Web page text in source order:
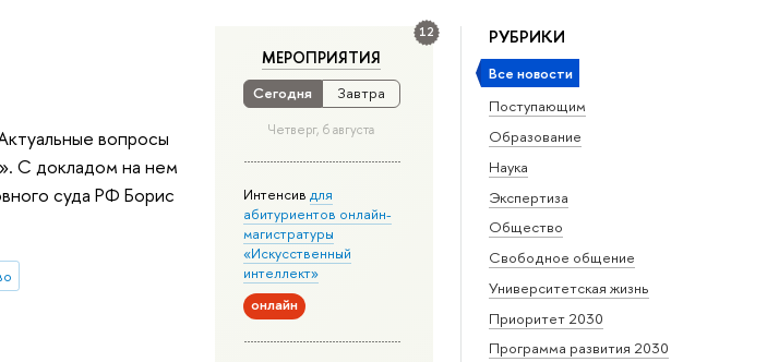
РУБРИКИ
Все новости
Поступающим
Образование
Наука
Экспертиза
Общество
Свободное общение
Университетская жизнь
Приоритет 2030
Программа развития 2030
12
МЕРОПРИЯТИЯ
Сегодня Завтра
Четверг, 6 августа
Интенсив для
абитуриентов онлайн-
магистратуры
«Искусственный
интеллект»
онлайн
вопросы
С докладом на нем
суда РФ Борис